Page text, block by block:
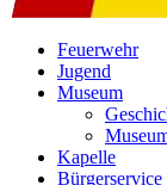
Feuerwehr
Jugend
Museum
Kapelle
Bürgerservice